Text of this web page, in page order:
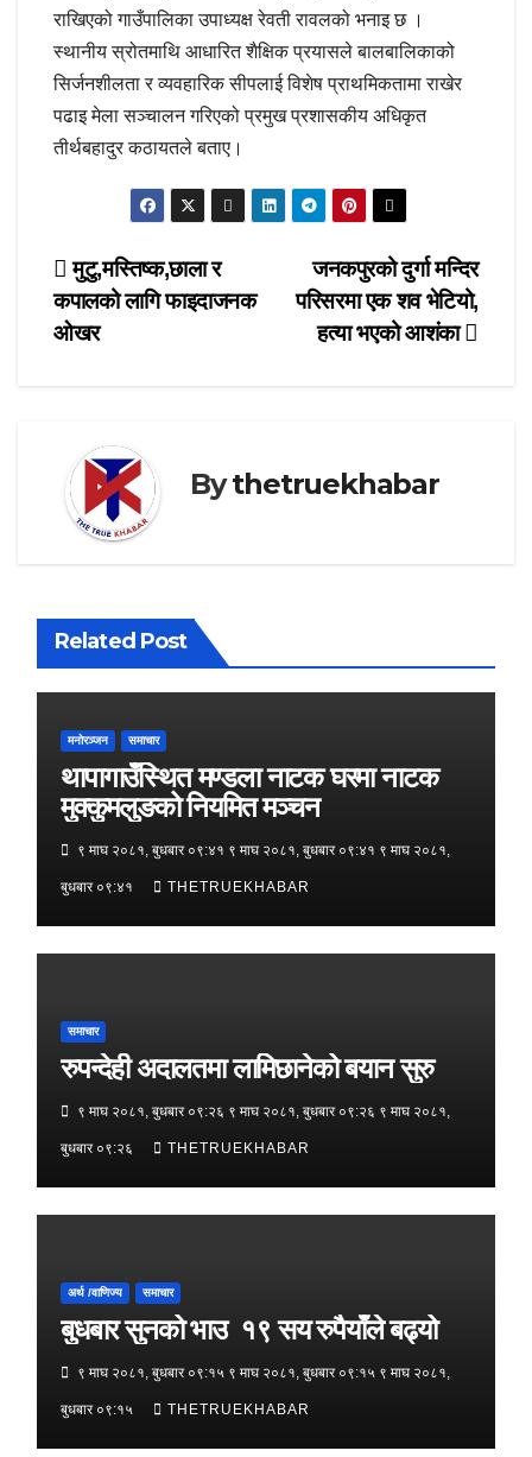
राखिएको गाउँपालिका उपाध्यक्ष रेवती रावलको भनाइ छ ।
स्थानीय स्रोतमाथि आधारित शैक्षिक प्रयासले बालबालिकाको
सिर्जनशीलता र व्यवहारिक सीपलाई विशेष प्राथमिकतामा राखेर
पढाइ मेला सञ्चालन गरिएको प्रमुख प्रशासकीय अधिकृत
तीर्थबहादुर कठायतले बताए।
Post
navigation
जनकपुरको दुर्गा मन्दिर
परिसरमा एक शव भेटियो,
हत्या भएको आशंका
मुटु,मस्तिष्क,छाला र
कपालको लागि फाइदाजनक
ओखर
Bythetruekhabar
Related Post
मनोरञ्जन समाचार
थापागाउँस्थित मण्डला नाटक घरमा नाटक
मुक्कुमलुङको नियमित मञ्चन
९ माघ २०८१, बुधबार ०९:४१ ९ माघ २०८१, बुधबार ०९:४१ ९ माघ २०८१,
बुधबार ०९:४१ THETRUEKHABAR
समाचार
रुपन्देही अदालतमा लामिछानेको बयान सुरु
९ माघ २०८१, बुधबार ०९:२६ ९ माघ २०८१, बुधबार ०९:२६ ९ माघ २०८१,
बुधबार ०९:२६ THETRUEKHABAR
अर्थ /वाणिज्य समाचार
बुधबार सुनको भाउ १९ सय रुपैयाँले बढ्यो
९ माघ २०८१, बुधबार ०९:१५ ९ माघ २०८१, बुधबार ०९:१५ ९ माघ २०८१,
बुधबार ०९:१५ THETRUEKHABAR